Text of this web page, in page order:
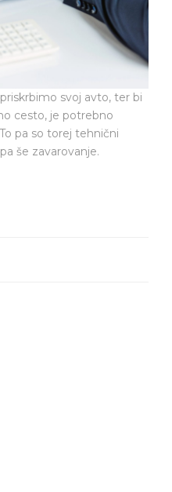
svoj avto, ter bi
cesto, je potrebno
pa so torej tehnični
še zavarovanje.